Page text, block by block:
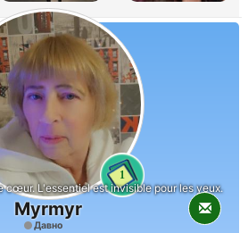
1
cœur. L'essentiel est invisible pour les yeux.
Myrmyr
Давно